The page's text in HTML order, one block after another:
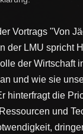
Vortrags "Von
der LMU spricht
der Wirtschaft
und wie sie
hinterfragt die
und